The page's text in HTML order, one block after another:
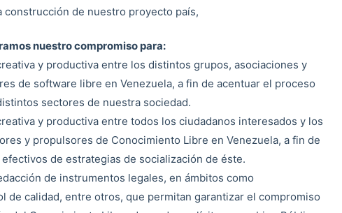
construcción de nuestro proyecto país,
nuestro compromiso para:
y productiva entre los distintos grupos, asociaciones y
de software libre en Venezuela, a fin de acentuar el proceso
sectores de nuestra sociedad.
y productiva entre todos los ciudadanos interesados y los
y propulsores de Conocimiento Libre en Venezuela, a fin de
de estrategias de socialización de éste.
de instrumentos legales, en ámbitos como
de calidad, entre otros, que permitan garantizar el compromiso